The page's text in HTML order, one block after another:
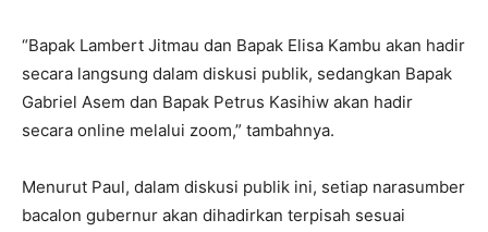
“Bapak Lambert Jitmau dan Bapak Elisa Kambu akan hadir
secara langsung dalam diskusi publik, sedangkan Bapak
Gabriel Asem dan Bapak Petrus Kasihiw akan hadir
secara online melalui zoom,” tambahnya.
Menurut Paul, dalam diskusi publik ini, setiap narasumber
bacalon gubernur akan dihadirkan terpisah sesuai